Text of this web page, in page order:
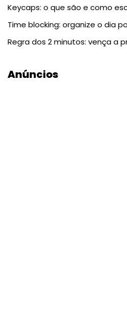
Keycaps: o que são e como
Time blocking: organize o dia
Regra dos 2 minutos: vença a
Anúncios